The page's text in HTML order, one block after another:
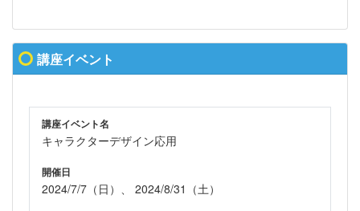
講座イベント
講座イベント名
キャラクターデザイン応用
開催日
2024/7/7（日）、 2024/8/31（土）